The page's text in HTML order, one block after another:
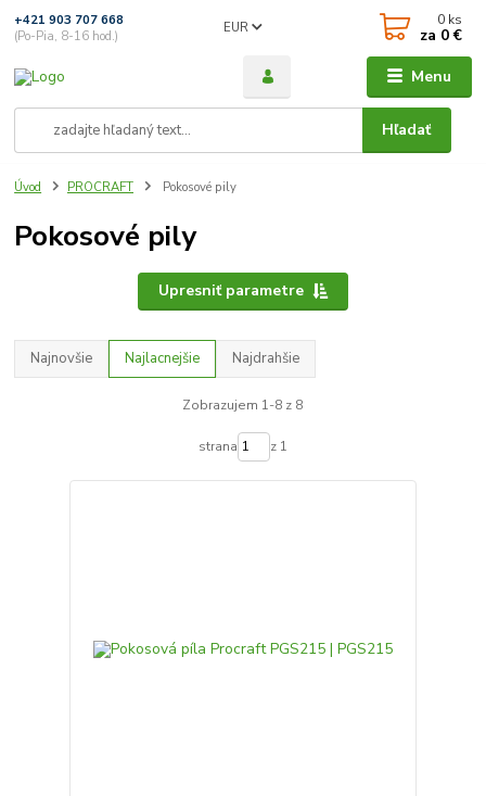
Menu
EUR
Hľadať
+421 903 707 668
(Po-Pia, 8-16 hod.)
0 ks
za 0 €
Úvod PROCRAFT Pokosové pily
Pokosové pily
Upresniť parametre
Najnovšie Najlacnejšie Najdrahšie
Zobrazujem 1-8 z 8
strana z 1